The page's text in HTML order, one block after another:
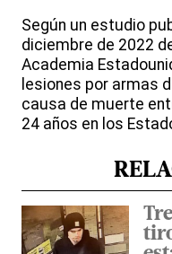
Según un estudio
diciembre de 2022
Academia
lesiones por armas
causa de muerte
24 años en los